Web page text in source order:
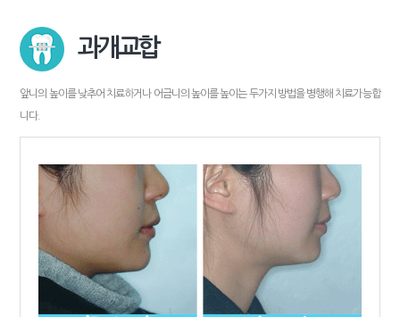
과개교합
앞니의 높이를 낮추어 치료하거나 어금니의 높이를 높이는 두가지 방법을 병행해 치료가능합
니다.